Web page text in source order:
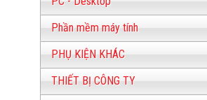
Phần mềm máy tính
PHỤ KIỆN KHÁC
THIẾT BỊ CÔNG TY